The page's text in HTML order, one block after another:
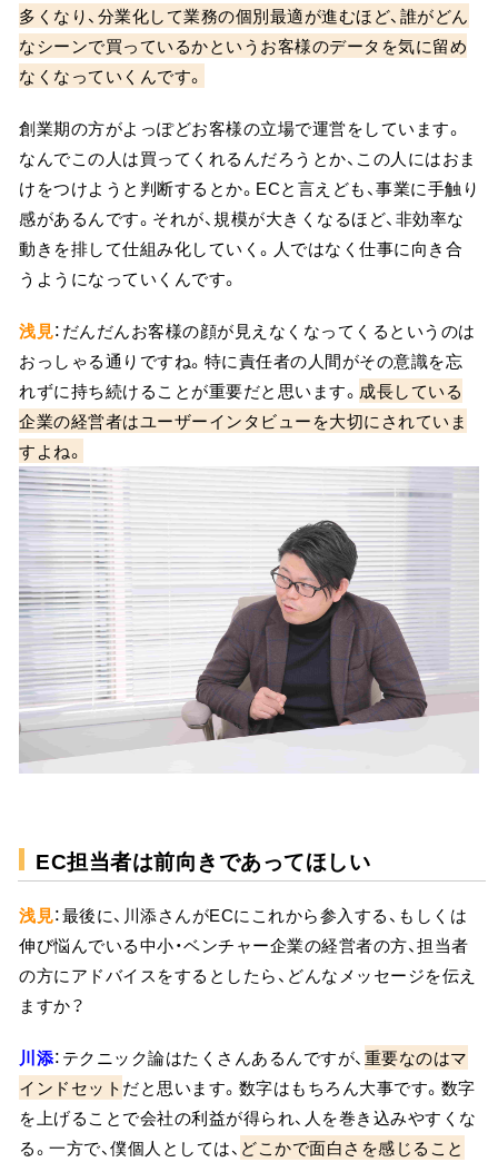
多くなり、分業化して業務の個別最適が進むほど、誰がどん
なシーンで買っているかというお客様のデータを気に留め
なくなっていくんです。
創業期の方がよっぽどお客様の立場で運営をしています。
なんでこの人は買ってくれるんだろうとか、この人にはおま
けをつけようと判断するとか。ECと言えども、事業に手触り
感があるんです。それが、規模が大きくなるほど、非効率な
動きを排して仕組み化していく。人ではなく仕事に向き合
うようになっていくんです。
浅見：だんだんお客様の顔が見えなくなってくるというのは
おっしゃる通りですね。特に責任者の人間がその意識を忘
れずに持ち続けることが重要だと思います。 成長している
企業の経営者はユーザーインタビューを大切にされていま
すよね。
EC担当者は前向きであってほしい
浅見：最後に、川添さんがECにこれから参入する、もしくは
伸び悩んでいる中小・ベンチャー企業の経営者の方、担当者
の方にアドバイスをするとしたら、どんなメッセージを伝え
ますか？
川添：テクニック論はたくさんあるんですが、重要なのはマ
インドセットだと思います。数字はもちろん大事です。数字
を上げることで会社の利益が得られ、人を巻き込みやすくな
る。一方で、僕個人としては、 どこかで面白さを感じること